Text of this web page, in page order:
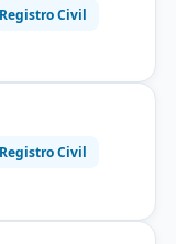
Registro Civil
Registro Civil